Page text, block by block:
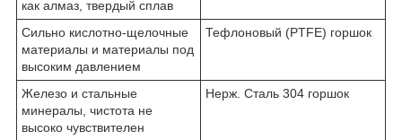
как алмаз, твердый сплав
Сильно кислотно-щелочные
материалы и материалы под
высоким давлением
Тефлоновый (PTFE) горшок
Железо и стальные
минералы, чистота не
высоко чувствителен
Нерж. Сталь 304 горшок